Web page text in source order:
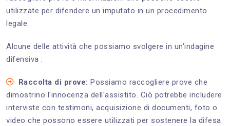
utilizzate per difendere un imputato in un procedimento
legale.
Alcune delle attività che possiamo svolgere in un'indagine
difensiva :
Raccolta di prove: Possiamo raccogliere prove che
dimostrino l'innocenza dell'assistito. Ciò potrebbe includere
interviste con testimoni, acquisizione di documenti, foto o
video che possono essere utilizzati per sostenere la difesa.